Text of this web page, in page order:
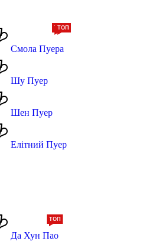
Смола Пуера
ТОП
Шу Пуер
Шен Пуер
Елітний Пуер
ТОП
Да Хун Пао
ТОП